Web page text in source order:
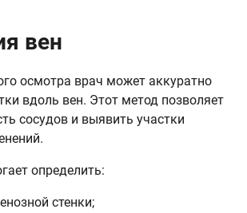
вен
осмотра врач может аккуратно
вдоль вен. Этот метод позволяет
сосудов и выявить участки
определить:
стенки;